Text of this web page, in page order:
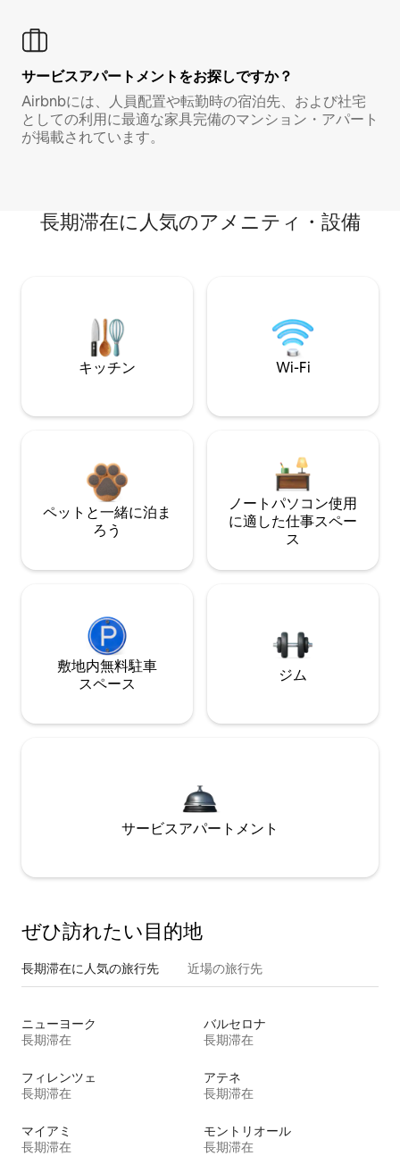
サービスアパートメントをお探しですか？
Airbnbには、人員配置や転勤時の宿泊先、および社宅
としての利用に最適な家具完備のマンション・アパート
が掲載されています。
長期滞在に人気のアメニティ・設備
キッチン Wi-Fi
ペットと一緒に泊ま
ろう
ノートパソコン使用
に適した仕事スペー
ス
敷地内無料駐⁠車
ス⁠ペ⁠ー⁠ス
ジム
サービスアパートメント
ぜひ訪⁠れ⁠た⁠い目⁠的⁠地
長期滞在に人気の旅行先 近場の旅行先
ニューヨーク
長期滞在
バルセロナ
長期滞在
フィレンツェ
長期滞在
アテネ
長期滞在
マイアミ
長期滞在
モントリオール
長期滞在